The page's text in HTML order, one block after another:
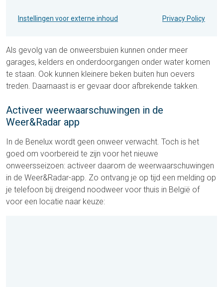
Instellingen voor externe inhoud Privacy Policy
Als gevolg van de onweersbuien kunnen onder meer
garages, kelders en onderdoorgangen onder water komen
te staan. Ook kunnen kleinere beken buiten hun oevers
treden. Daarnaast is er gevaar door afbrekende takken.
Activeer weerwaarschuwingen in de
Weer&Radar app
In de Benelux wordt geen onweer verwacht. Toch is het
goed om voorbereid te zijn voor het nieuwe
onweersseizoen: activeer daarom de weerwaarschuwingen
in de Weer&Radar-app. Zo ontvang je op tijd een melding op
je telefoon bij dreigend noodweer voor thuis in België of
voor een locatie naar keuze: